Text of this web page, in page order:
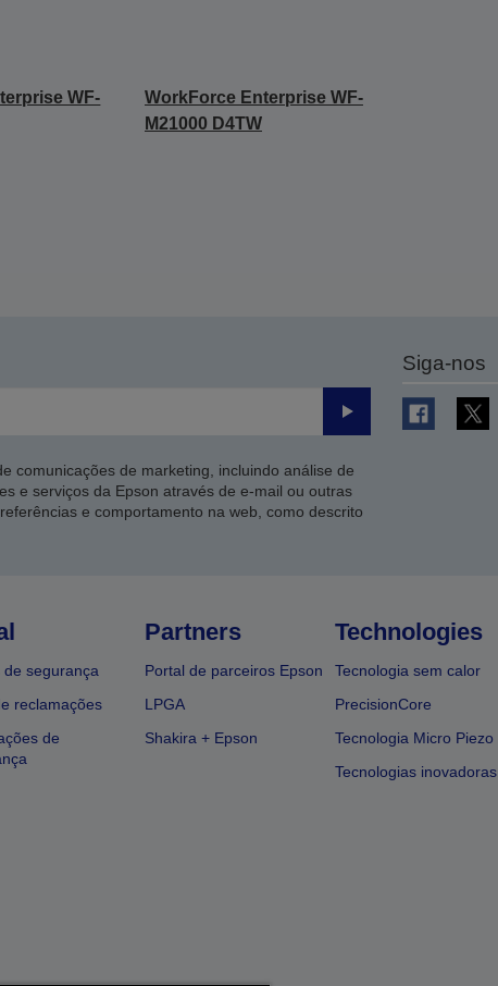
WF-
WorkForce Enterprise WF-
M21000 D4TW
Enviar
comunicações de marketing, incluindo análise de
e serviços da Epson através de e-mail ou outras
e comportamento na web, como descrito
Siga-nos
de segurança
reclamações
de
Partners
Portal de parceiros Epson
LPGA
Shakira + Epson
Technologies
Tecnologia sem calor
PrecisionCore
Tecnologia Micro Piezo
Tecnologias inovadoras